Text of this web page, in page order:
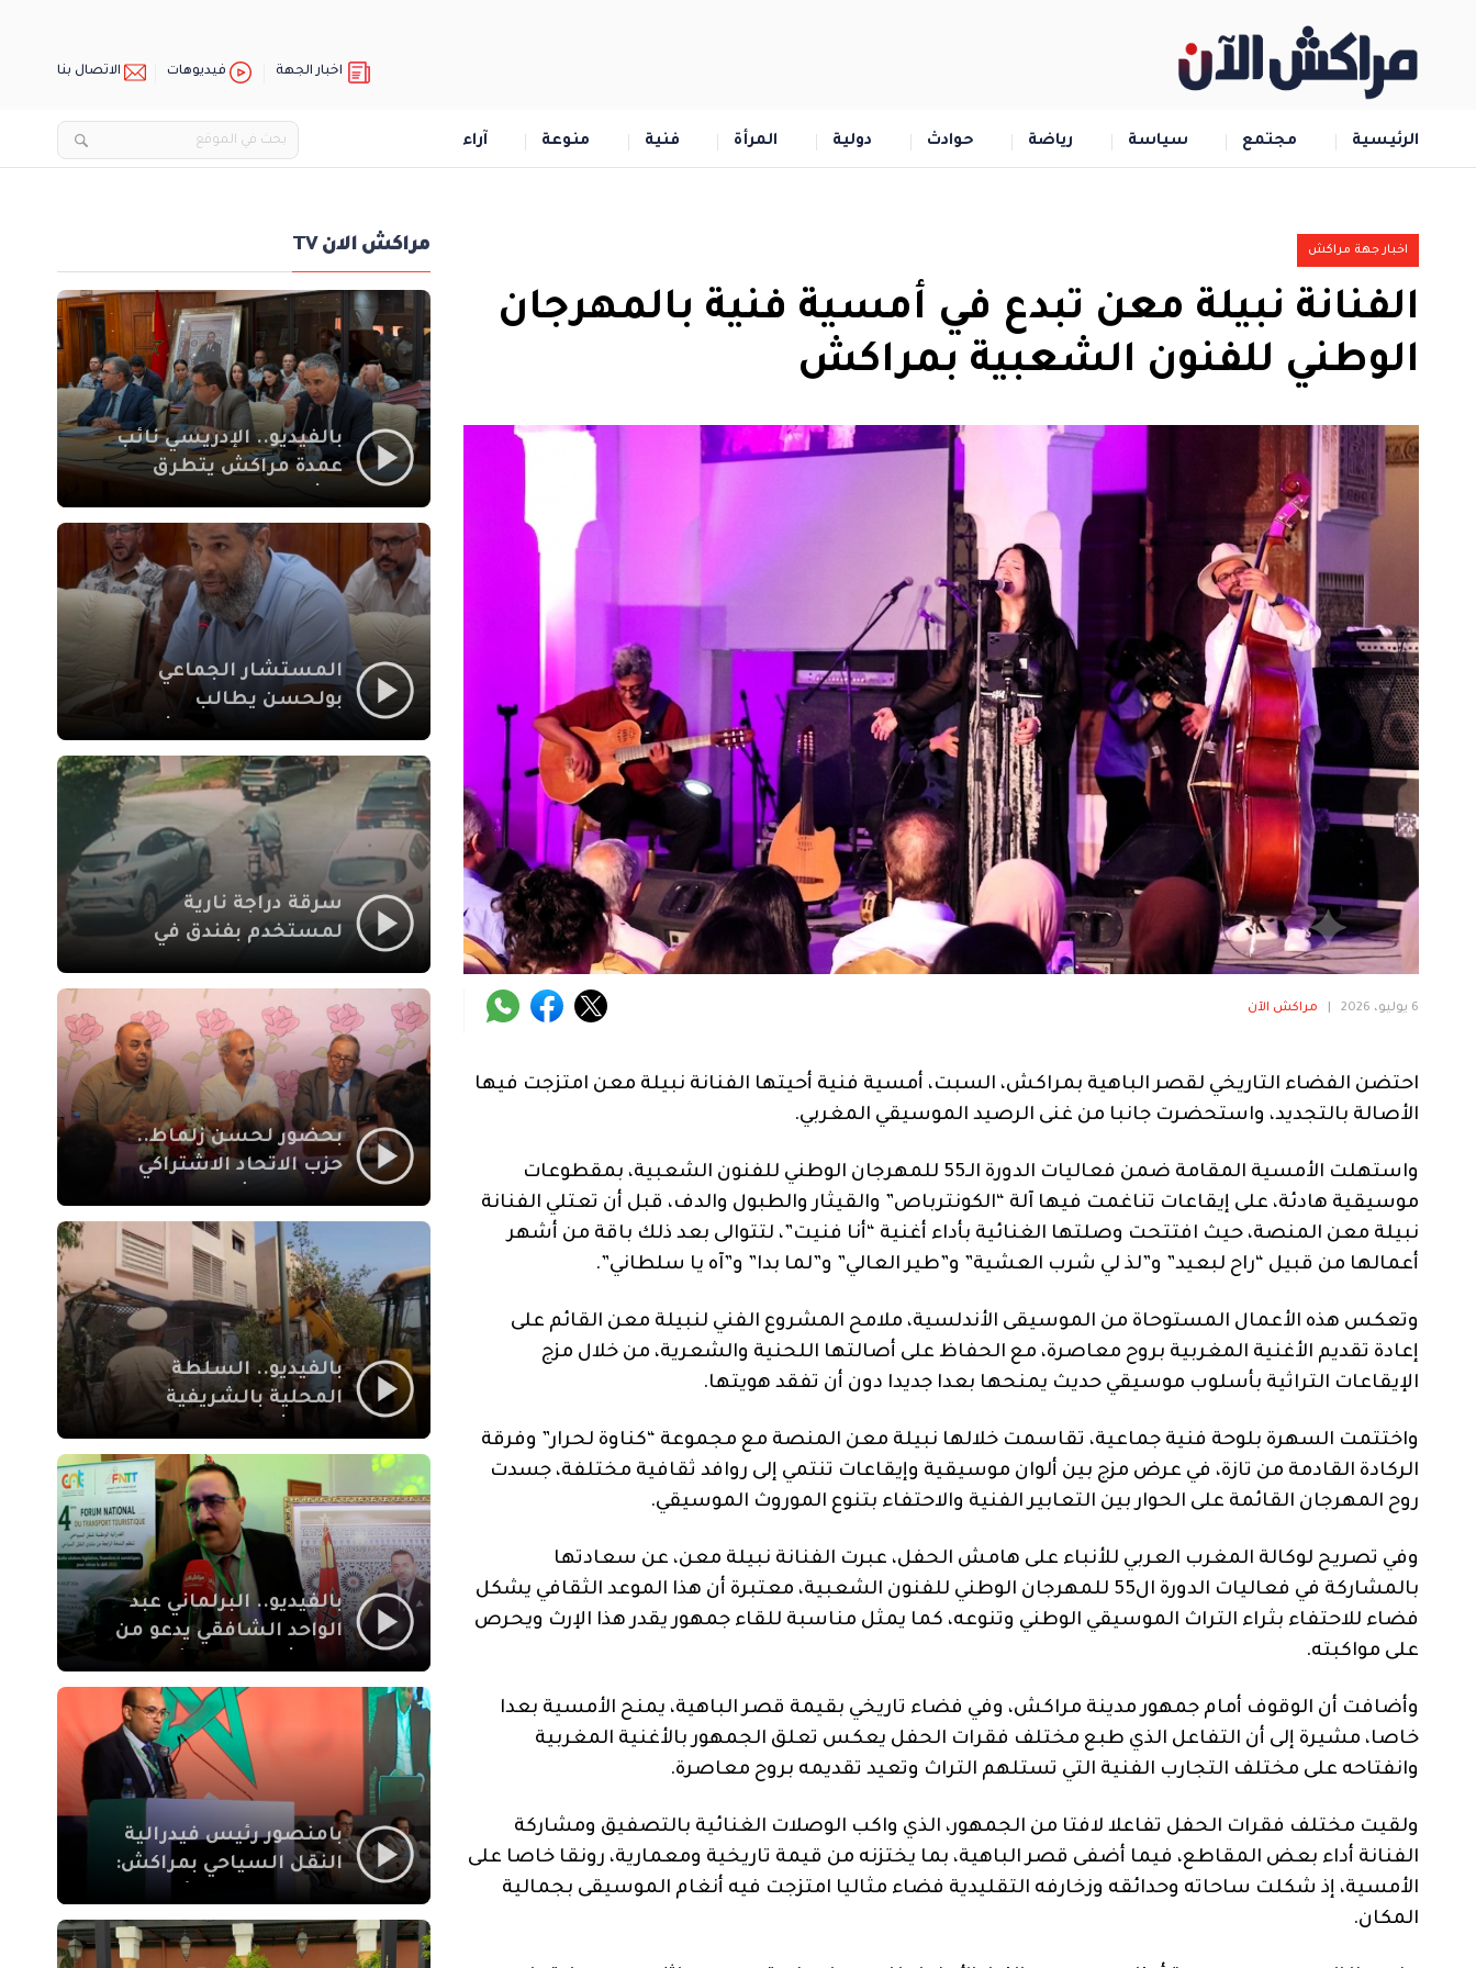
اخبار الجهة فيديوهات الاتصال بنا
الرئيسية مجتمع سياسة رياضة حوادث دولية المرأة فنية منوعة آراء
اخبار جهة مراكش
الفنانة نبيلة معن تبدع في أمسية فنية بالمهرجان
الوطني للفنون الشعبية بمراكش
6 يوليو، 2026 مراكش الآن
احتضن الفضاء التاريخي لقصر الباهية بمراكش، السبت، أمسية فنية أحيتها الفنانة نبيلة معن امتزجت فيها
الأصالة بالتجديد، واستحضرت جانبا من غنى الرصيد الموسيقي المغربي.
واستهلت الأمسية المقامة ضمن فعاليات الدورة الـ55 للمهرجان الوطني للفنون الشعبية، بمقطوعات
موسيقية هادئة، على إيقاعات تناغمت فيها آلة “الكونترباص” والقيثار والطبول والدف، قبل أن تعتلي الفنانة
نبيلة معن المنصة، حيث افتتحت وصلتها الغنائية بأداء أغنية “أنا فنيت”، لتتوالى بعد ذلك باقة من أشهر
أعمالها من قبيل “راح لبعيد” و”لذ لي شرب العشية” و”طير العالي” و”لما بدا” و”آه يا سلطاني”.
وتعكس هذه الأعمال المستوحاة من الموسيقى الأندلسية، ملامح المشروع الفني لنبيلة معن القائم على
إعادة تقديم الأغنية المغربية بروح معاصرة، مع الحفاظ على أصالتها اللحنية والشعرية، من خلال مزج
الإيقاعات التراثية بأسلوب موسيقي حديث يمنحها بعدا جديدا دون أن تفقد هويتها.
واختتمت السهرة بلوحة فنية جماعية، تقاسمت خلالها نبيلة معن المنصة مع مجموعة “كناوة لحرار” وفرقة
الركادة القادمة من تازة، في عرض مزج بين ألوان موسيقية وإيقاعات تنتمي إلى روافد ثقافية مختلفة، جسدت
روح المهرجان القائمة على الحوار بين التعابير الفنية والاحتفاء بتنوع الموروث الموسيقي.
وفي تصريح لوكالة المغرب العربي للأنباء على هامش الحفل، عبرت الفنانة نبيلة معن، عن سعادتها
بالمشاركة في فعاليات الدورة ال55 للمهرجان الوطني للفنون الشعبية، معتبرة أن هذا الموعد الثقافي يشكل
فضاء للاحتفاء بثراء التراث الموسيقي الوطني وتنوعه، كما يمثل مناسبة للقاء جمهور يقدر هذا الإرث ويحرص
على مواكبته.
وأضافت أن الوقوف أمام جمهور مدينة مراكش، وفي فضاء تاريخي بقيمة قصر الباهية، يمنح الأمسية بعدا
خاصا، مشيرة إلى أن التفاعل الذي طبع مختلف فقرات الحفل يعكس تعلق الجمهور بالأغنية المغربية
وانفتاحه على مختلف التجارب الفنية التي تستلهم التراث وتعيد تقديمه بروح معاصرة.
ولقيت مختلف فقرات الحفل تفاعلا لافتا من الجمهور، الذي واكب الوصلات الغنائية بالتصفيق ومشاركة
الفنانة أداء بعض المقاطع، فيما أضفى قصر الباهية، بما يختزنه من قيمة تاريخية ومعمارية، رونقا خاصا على
الأمسية، إذ شكلت ساحاته وحدائقه وزخارفه التقليدية فضاء مثاليا امتزجت فيه أنغام الموسيقى بجمالية
المكان.
مراكش الان TV
بالفيديو.. الإدريسي نائب
عمدة مراكش يتطرق
الاجتماعي في نقل
المحطة الطرقية إلى
العزوزية
المستشار الجماعي
بولحسن يطالب
أشغال شارع علال
الفاسي بمراكش
سرقة دراجة نارية
لمستخدم بفندق في
بمراكش
بحضور لحسن زلماط..
حزب الاتحاد الاشتراكي
مقراً بمقاطعة سيدي
يوسف بن علي مراكش
بالفيديو.. السلطة
المحلية بالشريفية
بنايات غير قانونية بإقامة
الإيمان
بالفيديو.. البرلماني عبد
الواحد الشافقي يدعو من
النقل السياحي لمواكبة
بامنصور رئيس فيدرالية
النقل السياحي بمراكش:
والاصلاح التشريعي
ركيزتان أساسيتان لكسب